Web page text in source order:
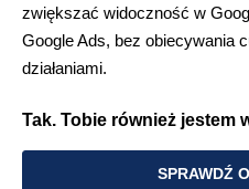
zwiększać widoczność w
Google Ads, bez obiecywania
działaniami.
Tak. Tobie również jestem
SPRAWDŹ